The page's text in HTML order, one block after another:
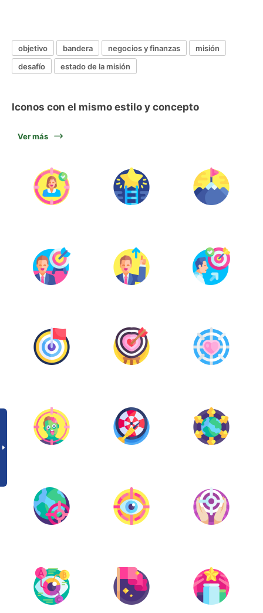
objetivo bandera negocios y finanzas
misión
desafío
estado de la misión
Iconos con el mismo estilo y concepto
Ver más